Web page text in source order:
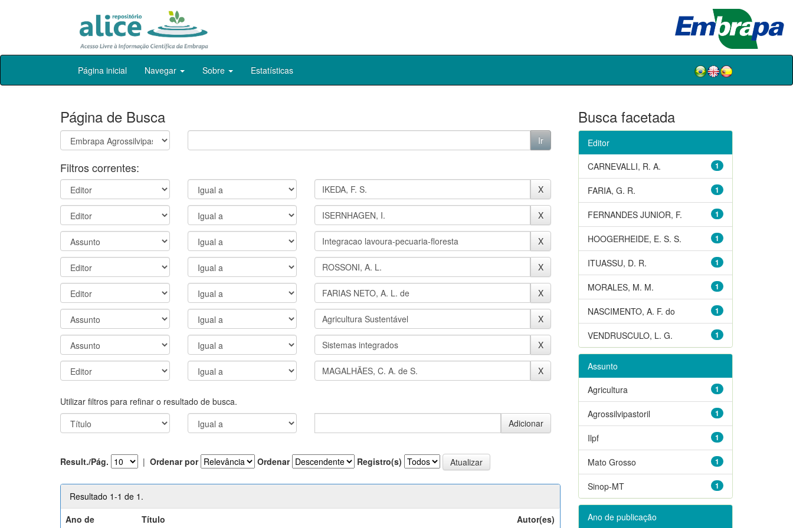
Skip
Página inicial Navegar Sobre Estatísticas
Página de Busca
Filtros correntes:
Utilizar filtros para refinar o resultado de busca.
Result./Pág. | Ordenar por Ordenar Registro(s)
Resultado 1-1 de 1.
Ano de
Título Autor(es)
Busca facetada
Editor
1
CARNEVALLI, R. A.
1
FARIA, G. R.
1
FERNANDES JUNIOR, F.
1
HOOGERHEIDE, E. S. S.
1
ITUASSU, D. R.
1
MORALES, M. M.
1
NASCIMENTO, A. F. do
1
VENDRUSCULO, L. G.
Assunto
1
Agricultura
1
Agrossilvipastoril
1
Ilpf
1
Mato Grosso
1
Sinop-MT
Ano de publicação